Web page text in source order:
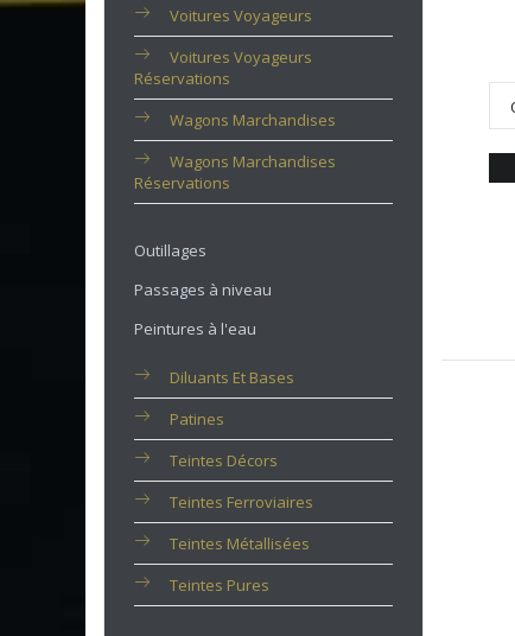
Voitures Voyageurs
Voitures Voyageurs
Réservations
Wagons Marchandises
Wagons Marchandises
Réservations
Outillages
Passages à niveau
Peintures à l'eau
Diluants Et Bases
Patines
Teintes Décors
Teintes Ferroviaires
Teintes Métallisées
Teintes Pures